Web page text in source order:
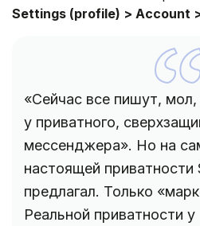
Settings (profile) > Account
«Сейчас все пишут, мол,
у приватного,
мессенджера». Но на
настоящей приватности
предлагал. Только
Реальной приватности у